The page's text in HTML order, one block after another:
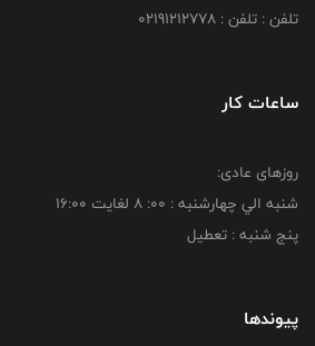
تلفن : تلفن : 02191212778
ساعات کار
روزهای عادی:
شنبه الي چهارشنبه : 00: 8 لغايت 16:00
پنج شنبه : تعطیل
پیوندها